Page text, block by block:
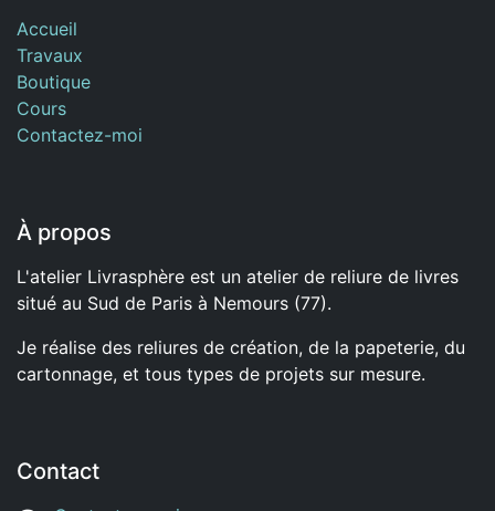
Accueil
Travaux
Boutique
Cours
Contactez-moi
À propos
L'atelier Livrasphère est un atelier de reliure de livres
situé au Sud de Paris à Nemours (77).
Je réalise des reliures de création, de la papeterie, du
cartonnage, et tous types de projets sur mesure.
Contact